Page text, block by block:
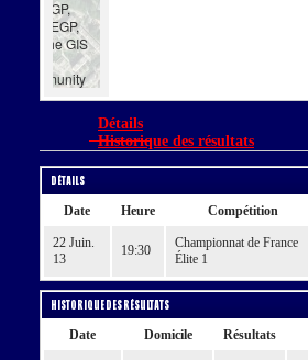
IGN, IGP,
UPR-EGP,
and the GIS
Community
Détails
Historique des résultats
Détails
Date Heure Compétition
22 Juin.
13
19:30
Championnat de France
Élite 1
Historique des résultats
Date Domicile Résultats